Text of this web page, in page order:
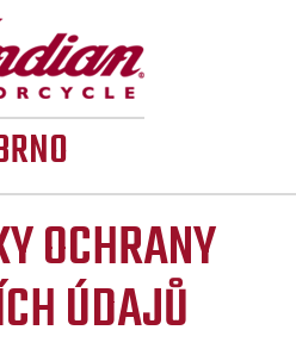
OCHRANY
ÚDAJŮ